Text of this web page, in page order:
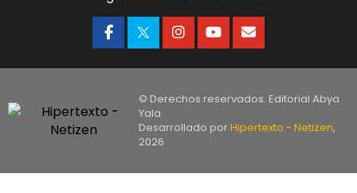
© Derechos reservados. Editorial Abya
Yala
Desarrollado porHipertexto - Netizen,
2026